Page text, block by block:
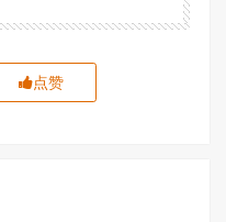
点赞